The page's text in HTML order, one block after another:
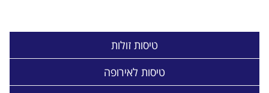
טיסות זולות
טיסות לאירופה